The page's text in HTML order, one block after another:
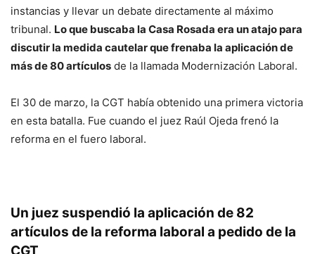
instancias y llevar un debate directamente al máximo
tribunal. Lo que buscaba la Casa Rosada era un atajo para
discutir la medida cautelar que frenaba la aplicación de
más de 80 artículos de la llamada Modernización Laboral.
El 30 de marzo, la CGT había obtenido una primera victoria
en esta batalla. Fue cuando el juez Raúl Ojeda frenó la
reforma en el fuero laboral.
Un juez suspendió la aplicación de 82
artículos de la reforma laboral a pedido de la
CGT